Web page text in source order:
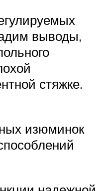
выводы,
стяжке.
изюминок